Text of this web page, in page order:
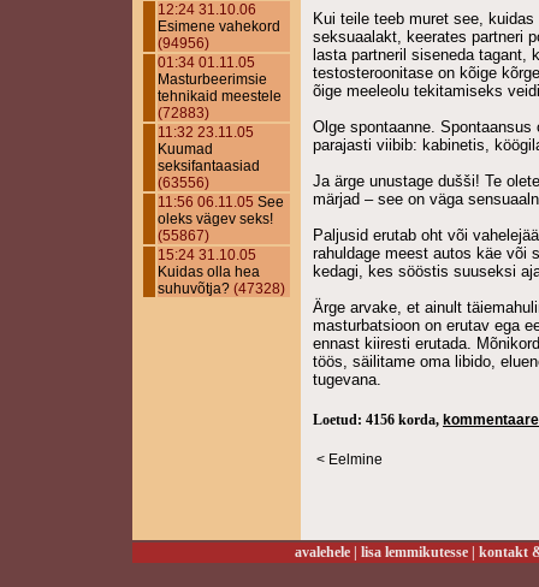
12:24 31.10.06
Esimene vahekord
(94956)
01:34 01.11.05
Masturbeerimsie
tehnikaid meestele
(72883)
11:32 23.11.05
Kuumad
seksifantaasiad
(63556)
11:56 06.11.05 See
oleks vägev seks!
(55867)
15:24 31.10.05
Kuidas olla hea
suhuvõtja? (47328)
Kui teile teeb muret see,
seksuaalakt, keerates partneri
lasta partneril siseneda tagant,
testosteroonitase on kõige
õige meeleolu tekitamiseks
Olge spontaanne.
parajasti viibib: kabinetis,
Ja ärge unustage dušši! Te
märjad – see on väga
Paljusid erutab oht või
rahuldage meest autos käe või
kedagi, kes sööstis suuseksi
Ärge arvake, et ainult
masturbatsioon on erutav ega
ennast kiiresti erutada.
töös, säilitame oma libido,
tugevana.
Loetud: 4156 korda,
< Eelmine
avalehele| lisa lemmikutesse| kontakt